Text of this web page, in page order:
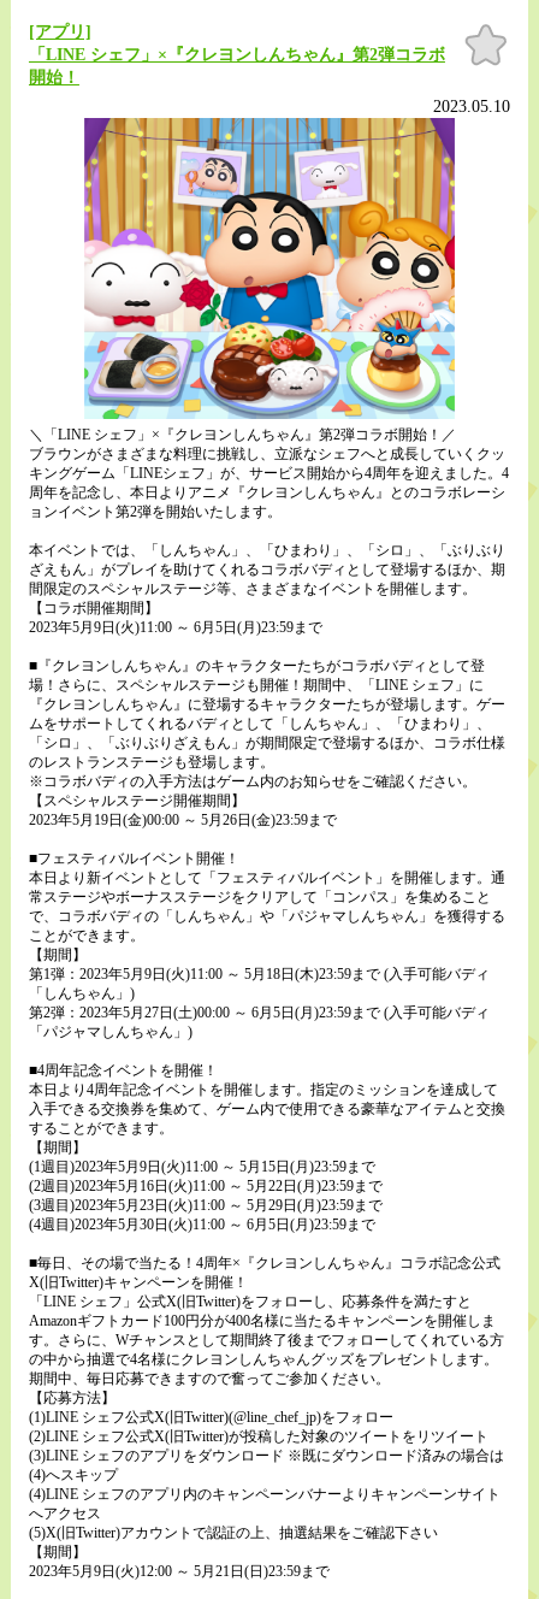
[アプリ]
「LINE シェフ」×『クレヨンしんちゃん』第2弾コラボ
開始！
お気
に入
2023.05.10
＼「LINE シェフ」×『クレヨンしんちゃん』第2弾コラボ開始！／
ブラウンがさまざまな料理に挑戦し、立派なシェフへと成長していくクッ
キングゲーム「LINEシェフ」が、サービス開始から4周年を迎えました。4
周年を記念し、本日よりアニメ『クレヨンしんちゃん』とのコラボレーシ
ョンイベント第2弾を開始いたします。
本イベントでは、「しんちゃん」、「ひまわり」、「シロ」、「ぶりぶり
ざえもん」がプレイを助けてくれるコラボバディとして登場するほか、期
間限定のスペシャルステージ等、さまざまなイベントを開催します。
【コラボ開催期間】
2023年5月9日(火)11:00 ～ 6月5日(月)23:59まで
■『クレヨンしんちゃん』のキャラクターたちがコラボバディとして登
場！さらに、スペシャルステージも開催！期間中、「LINE シェフ」に
『クレヨンしんちゃん』に登場するキャラクターたちが登場します。ゲー
ムをサポートしてくれるバディとして「しんちゃん」、「ひまわり」、
「シロ」、「ぶりぶりざえもん」が期間限定で登場するほか、コラボ仕様
のレストランステージも登場します。
※コラボバディの入手方法はゲーム内のお知らせをご確認ください。
【スペシャルステージ開催期間】
2023年5月19日(金)00:00 ～ 5月26日(金)23:59まで
■フェスティバルイベント開催！
本日より新イベントとして「フェスティバルイベント」を開催します。通
常ステージやボーナスステージをクリアして「コンパス」を集めること
で、コラボバディの「しんちゃん」や「パジャマしんちゃん」を獲得する
ことができます。
【期間】
第1弾：2023年5月9日(火)11:00 ～ 5月18日(木)23:59まで (入手可能バディ
「しんちゃん」)
第2弾：2023年5月27日(土)00:00 ～ 6月5日(月)23:59まで (入手可能バディ
「パジャマしんちゃん」)
■4周年記念イベントを開催！
本日より4周年記念イベントを開催します。指定のミッションを達成して
入手できる交換券を集めて、ゲーム内で使用できる豪華なアイテムと交換
することができます。
【期間】
(1週目)2023年5月9日(火)11:00 ～ 5月15日(月)23:59まで
(2週目)2023年5月16日(火)11:00 ～ 5月22日(月)23:59まで
(3週目)2023年5月23日(火)11:00 ～ 5月29日(月)23:59まで
(4週目)2023年5月30日(火)11:00 ～ 6月5日(月)23:59まで
■毎日、その場で当たる！4周年×『クレヨンしんちゃん』コラボ記念公式
X(旧Twitter)キャンペーンを開催！
「LINE シェフ」公式X(旧Twitter)をフォローし、応募条件を満たすと
Amazonギフトカード100円分が400名様に当たるキャンペーンを開催しま
す。さらに、Wチャンスとして期間終了後までフォローしてくれている方
の中から抽選で4名様にクレヨンしんちゃんグッズをプレゼントします。
期間中、毎日応募できますので奮ってご参加ください。
【応募方法】
(1)LINE シェフ公式X(旧Twitter)(@line_chef_jp)をフォロー
(2)LINE シェフ公式X(旧Twitter)が投稿した対象のツイートをリツイート
(3)LINE シェフのアプリをダウンロード ※既にダウンロード済みの場合は
(4)へスキップ
(4)LINE シェフのアプリ内のキャンペーンバナーよりキャンペーンサイト
へアクセス
(5)X(旧Twitter)アカウントで認証の上、抽選結果をご確認下さい
【期間】
2023年5月9日(火)12:00 ～ 5月21日(日)23:59まで